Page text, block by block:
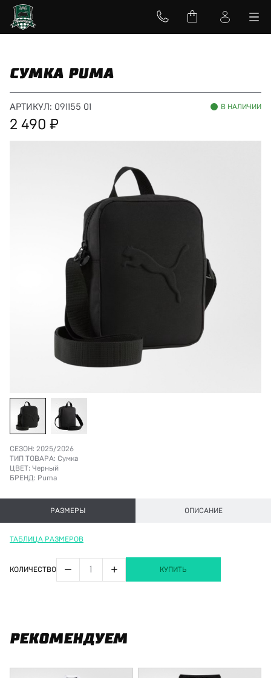
СУМКА PUMA
АРТИКУЛ: 091155 01 В НАЛИЧИИ
2 490
СЕЗОН: 2025/2026
ТИП ТОВАРА: Сумка
ЦВЕТ: Черный
БРЕНД: Puma
РАЗМЕРЫ ОПИСАНИЕ
ТАБЛИЦА РАЗМЕРОВ
КОЛИЧЕСТВО − + КУПИТЬ
РЕКОМЕНДУЕМ